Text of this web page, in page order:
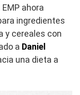
EMP ahora
ingredientes
y cereales con
a Daniel
una dieta a